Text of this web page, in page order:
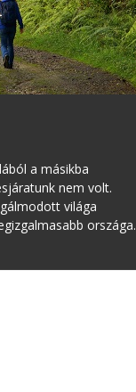
a másikba
nem volt.
világa
országa.